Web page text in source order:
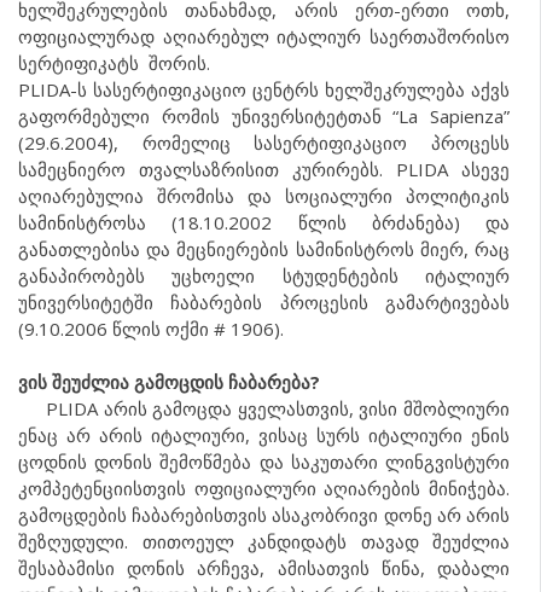
ხელშეკრულების თანახმად, არის ერთ-ერთი ოთხ,
ოფიციალურად აღიარებულ იტალიურ საერთაშორისო
სერტიფიკატს შორის.
PLIDA-ს სასერტიფიკაციო ცენტრს ხელშეკრულება აქვს
გაფორმებული რომის უნივერსიტეტთან “La Sapienza”
(29.6.2004), რომელიც სასერტიფიკაციო პროცესს
სამეცნიერო თვალსაზრისით კურირებს. PLIDA ასევე
აღიარებულია შრომისა და სოციალური პოლიტიკის
სამინისტროსა (18.10.2002 წლის ბრძანება) და
განათლებისა და მეცნიერების სამინისტროს მიერ, რაც
განაპირობებს უცხოელი სტუდენტების იტალიურ
უნივერსიტეტში ჩაბარების პროცესის გამარტივებას
(9.10.2006 წლის ოქმი # 1906).
ვის შეუძლია გამოცდის ჩაბარება?
PLIDA არის გამოცდა ყველასთვის, ვისი მშობლიური
ენაც არ არის იტალიური, ვისაც სურს იტალიური ენის
ცოდნის დონის შემოწმება და საკუთარი ლინგვისტური
კომპეტენციისთვის ოფიციალური აღიარების მინიჭება.
გამოცდების ჩაბარებისთვის ასაკობრივი დონე არ არის
შეზღუდული. თითოეულ კანდიდატს თავად შეუძლია
შესაბამისი დონის არჩევა, ამისათვის წინა, დაბალი